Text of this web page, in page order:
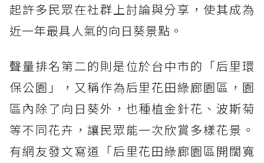
起許多民眾在社群上討論與分享，使其成為
近一年最具人氣的向日葵景點。
聲量排名第二的則是位於台中市的「后里環
保公園」，又稱作為后里花田綠廊園區，園
區內除了向日葵外，也種植金針花、波斯菊
等不同花卉，讓民眾能一次欣賞多樣花景。
有網友發文寫道「后里花田綠廊園區開闊寬